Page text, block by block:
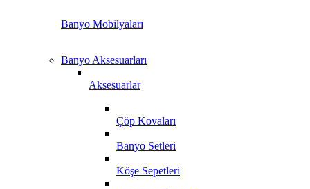
Banyo Mobilyaları
Banyo Aksesuarları
Aksesuarlar
Çöp Kovaları
Banyo Setleri
Köşe Sepetleri